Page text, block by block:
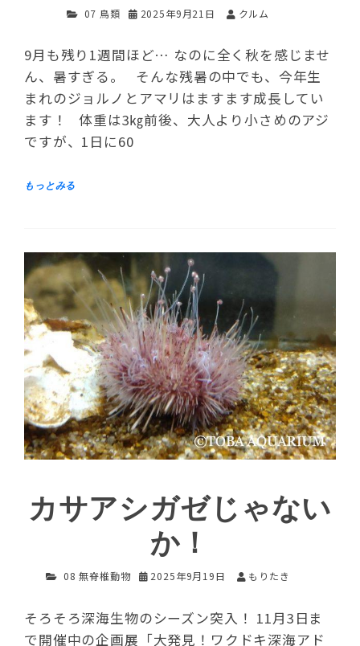
07 鳥類 2025年9月21日 クルム
9月も残り1週間ほど… なのに全く秋を感じませ
ん、暑すぎる。 そんな残暑の中でも、今年生
まれのジョルノとアマリはますます成長してい
ます！ 体重は3㎏前後、大人より小さめのアジ
ですが、1日に60
カサアシガゼじゃない
か！
08 無脊椎動物 2025年9月19日 もりたき
そろそろ深海生物のシーズン突入！ 11月3日ま
で開催中の企画展「大発見！ワクドキ深海アド